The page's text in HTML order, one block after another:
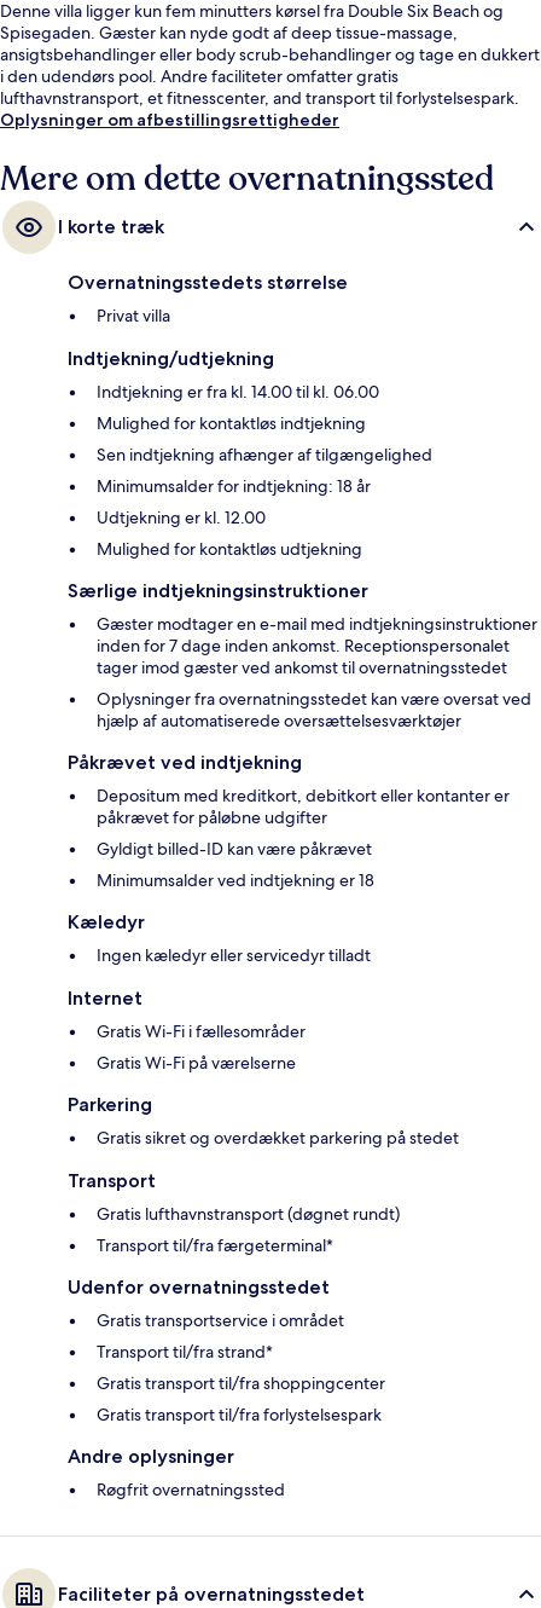
Denne villa ligger kun fem minutters kørsel fra Double Six Beach og
Spisegaden. Gæster kan nyde godt af deep tissue-massage,
ansigtsbehandlinger eller body scrub-behandlinger og tage en dukkert
i den udendørs pool. Andre faciliteter omfatter gratis
lufthavnstransport, et fitnesscenter, and transport til forlystelsespark.
Oplysninger om afbestillingsrettigheder
Mere om dette overnatningssted
I korte træk
Overnatningsstedets størrelse
Privat villa
Indtjekning/udtjekning
Indtjekning er fra kl. 14.00 til kl. 06.00
Mulighed for kontaktløs indtjekning
Sen indtjekning afhænger af tilgængelighed
Minimumsalder for indtjekning: 18 år
Udtjekning er kl. 12.00
Mulighed for kontaktløs udtjekning
Særlige indtjekningsinstruktioner
Gæster modtager en e-mail med indtjekningsinstruktioner
inden for 7 dage inden ankomst. Receptionspersonalet
tager imod gæster ved ankomst til overnatningsstedet
Oplysninger fra overnatningsstedet kan være oversat ved
hjælp af automatiserede oversættelsesværktøjer
Påkrævet ved indtjekning
Depositum med kreditkort, debitkort eller kontanter er
påkrævet for påløbne udgifter
Gyldigt billed-ID kan være påkrævet
Minimumsalder ved indtjekning er 18
Kæledyr
Ingen kæledyr eller servicedyr tilladt
Internet
Gratis Wi-Fi i fællesområder
Gratis Wi-Fi på værelserne
Parkering
Gratis sikret og overdækket parkering på stedet
Transport
Gratis lufthavnstransport (døgnet rundt)
Transport til/fra færgeterminal*
Udenfor overnatningsstedet
Gratis transportservice i området
Transport til/fra strand*
Gratis transport til/fra shoppingcenter
Gratis transport til/fra forlystelsespark
Andre oplysninger
Røgfrit overnatningssted
Faciliteter på overnatningsstedet